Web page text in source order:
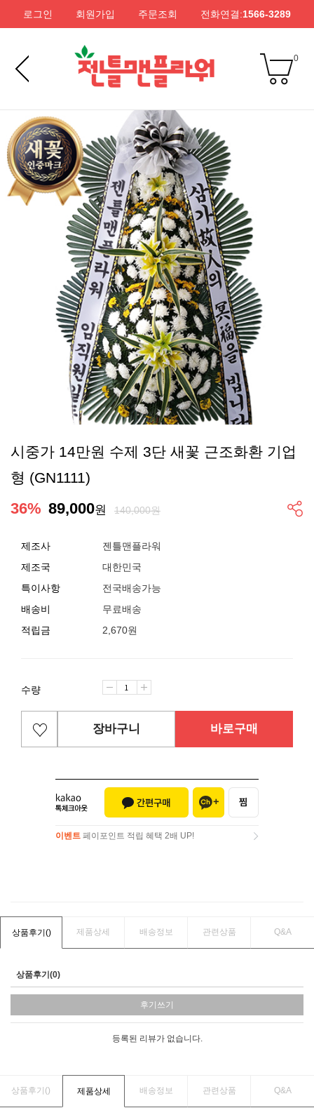
로그인 회원가입 주문조회 전화연결:1566-3289
0
시중가 14만원 수제 3단 새꽃 근조화환 기업
형 (GN1111)
36% 89,000원 140,000원
제조사
젠틀맨플라워
제조국
대한민국
특이사항
전국배송가능
배송비
무료배송
적립금
2,670원
수량
장바구니 바로구매
이벤트 페이포인트 적립 혜택 2배 UP!
상품후기() 제품상세 배송정보 관련상품 Q&A
상품후기(0)
후기쓰기
등록된 리뷰가 없습니다.
상품후기() 제품상세 배송정보 관련상품 Q&A